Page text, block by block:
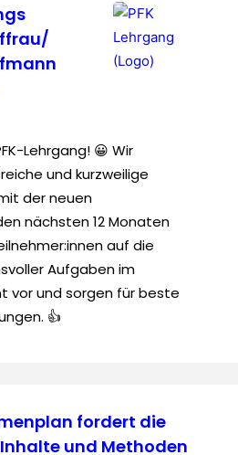
Lehrgang! 😀 Wir
und kurzweilige
der neuen
nächsten 12 Monaten
auf die
Aufgaben im
vor und sorgen für beste
👍
fordert die
und Methoden